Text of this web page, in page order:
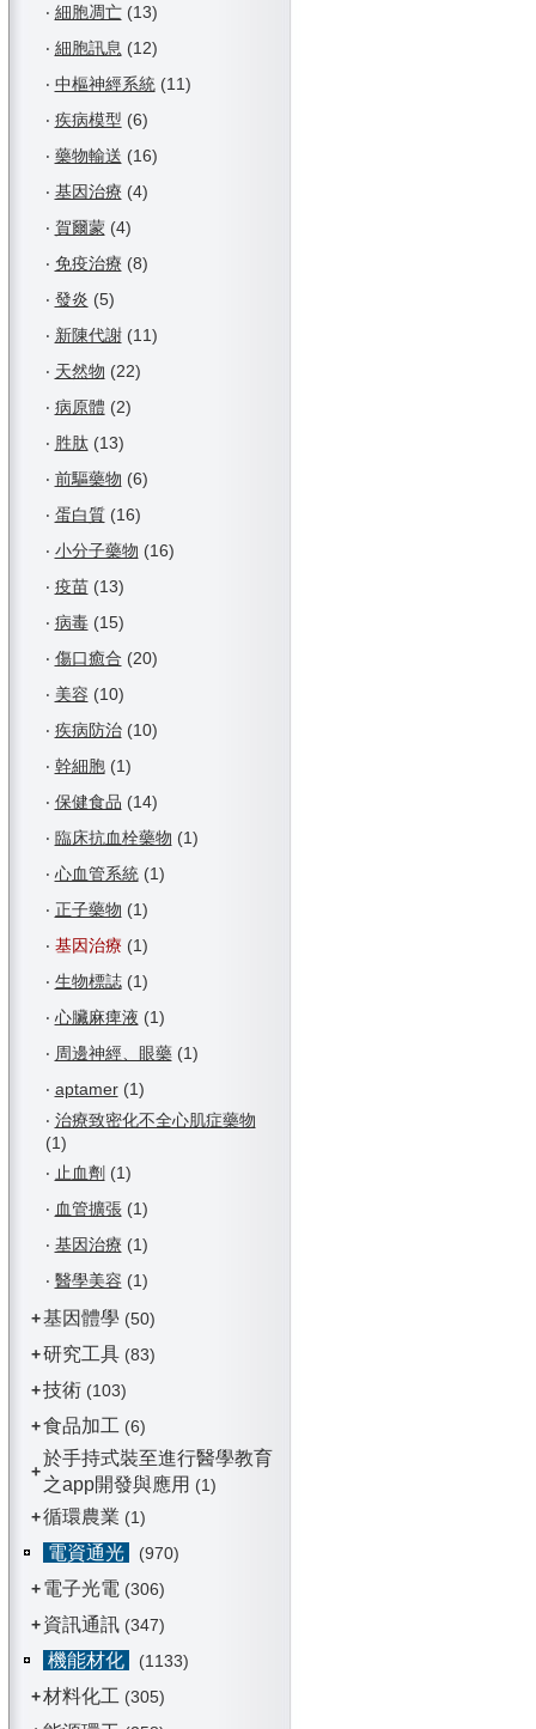
‧ 細胞凋亡(13)
‧ 細胞訊息 (12)
‧ 中樞神經系統(11)
‧ 疾病模型 (6)
‧ 藥物輸送 (16)
‧ 基因治療 (4)
‧ 賀爾蒙(4)
‧ 免疫治療 (8)
‧ 發炎 (5)
‧ 新陳代謝(11)
‧ 天然物 (22)
‧ 病原體 (2)
‧ 胜肽(13)
‧ 前驅藥物 (6)
‧ 蛋白質(16)
‧ 小分子藥物 (16)
‧ 疫苗(13)
‧ 病毒(15)
‧ 傷口癒合 (20)
‧ 美容 (10)
‧ 疾病防治(10)
‧ 幹細胞(1)
‧ 保健食品 (14)
‧ 臨床抗血栓藥物 (1)
‧ 心血管系統(1)
‧ 正子藥物 (1)
‧ 基因治療 (1)
‧ 生物標誌(1)
‧ 心臟麻痺液 (1)
‧ 周邊神經、眼藥(1)
‧ aptamer(1)
‧ 治療致密化不全心肌症藥物
(1)
‧ 止血劑 (1)
‧ 血管擴張(1)
‧ 基因治療 (1)
‧ 醫學美容 (1)
+基因體學 (50)
+研究工具(83)
+技術(103)
+食品加工 (6)
+
於手持式裝至進行醫學教育
之app開發與應用 (1)
+循環農業 (1)
電資通光
(970)
+ 電子光電 (306)
+ 資訊通訊(347)
機能材化
(1133)
+材料化工 (305)